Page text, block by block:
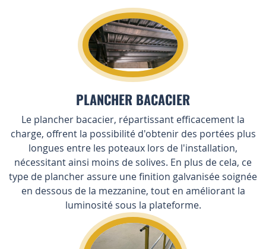
PLANCHER BACACIER
Le plancher bacacier, répartissant efficacement la
charge, offrent la possibilité d'obtenir des portées plus
longues entre les poteaux lors de l'installation,
nécessitant ainsi moins de solives. En plus de cela, ce
type de plancher assure une finition galvanisée soignée
en dessous de la mezzanine, tout en améliorant la
luminosité sous la plateforme.